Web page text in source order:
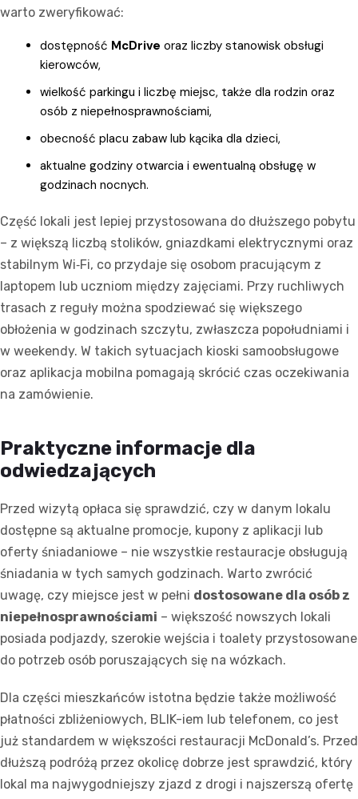
warto zweryfikować:
dostępność McDrive oraz liczby stanowisk obsługi
kierowców,
wielkość parkingu i liczbę miejsc, także dla rodzin oraz
osób z niepełnosprawnościami,
obecność placu zabaw lub kącika dla dzieci,
aktualne godziny otwarcia i ewentualną obsługę w
godzinach nocnych.
Część lokali jest lepiej przystosowana do dłuższego pobytu
– z większą liczbą stolików, gniazdkami elektrycznymi oraz
stabilnym Wi‑Fi, co przydaje się osobom pracującym z
laptopem lub uczniom między zajęciami. Przy ruchliwych
trasach z reguły można spodziewać się większego
obłożenia w godzinach szczytu, zwłaszcza popołudniami i
w weekendy. W takich sytuacjach kioski samoobsługowe
oraz aplikacja mobilna pomagają skrócić czas oczekiwania
na zamówienie.
Praktyczne informacje dla
odwiedzających
Przed wizytą opłaca się sprawdzić, czy w danym lokalu
dostępne są aktualne promocje, kupony z aplikacji lub
oferty śniadaniowe – nie wszystkie restauracje obsługują
śniadania w tych samych godzinach. Warto zwrócić
uwagę, czy miejsce jest w pełni dostosowane dla osób z
niepełnosprawnościami – większość nowszych lokali
posiada podjazdy, szerokie wejścia i toalety przystosowane
do potrzeb osób poruszających się na wózkach.
Dla części mieszkańców istotna będzie także możliwość
płatności zbliżeniowych, BLIK-iem lub telefonem, co jest
już standardem w większości restauracji McDonald’s. Przed
dłuższą podróżą przez okolicę dobrze jest sprawdzić, który
lokal ma najwygodniejszy zjazd z drogi i najszerszą ofertę